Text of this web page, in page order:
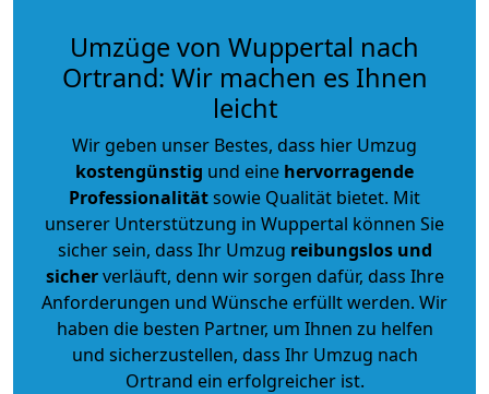
Umzüge von Wuppertal nach
Ortrand: Wir machen es Ihnen
leicht
Wir geben unser Bestes, dass hier Umzug
kostengünstig und eine hervorragende
Professionalitätsowie Qualität bietet. Mit
unserer Unterstützung in Wuppertal können Sie
sicher sein, dass Ihr Umzug reibungslos und
sicherverläuft, denn wir sorgen dafür, dass Ihre
Anforderungen und Wünsche erfüllt werden. Wir
haben die besten Partner, um Ihnen zu helfen
und sicherzustellen, dass Ihr Umzug nach
Ortrand ein erfolgreicher ist.